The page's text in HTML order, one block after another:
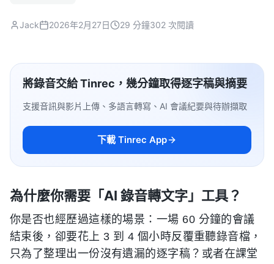
Jack 2026年2月27日 29 分鐘302 次閱讀
將錄音交給 Tinrec，幾分鐘取得逐字稿與摘要
支援音訊與影片上傳、多語言轉寫、AI 會議紀要與待辦擷取
下載 Tinrec App
為什麼你需要「AI 錄音轉文字」工具？
你是否也經歷過這樣的場景：一場 60 分鐘的會議
結束後，卻要花上 3 到 4 個小時反覆重聽錄音檔，
只為了整理出一份沒有遺漏的逐字稿？或者在課堂